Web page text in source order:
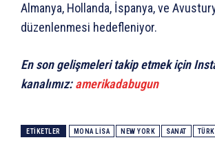
Almanya, Hollanda, İspanya, ve
düzenlenmesi hedefleniyor.
En son gelişmeleri takip etmek için
kanalımız:amerikadabugun
ETIKETLER MONA LISA NEW YORK SANAT